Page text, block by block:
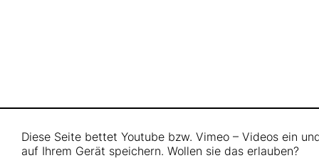
Diese Seite bettet Youtube bzw. Vimeo – Videos ein
auf Ihrem Gerät speichern. Wollen sie das erlauben?